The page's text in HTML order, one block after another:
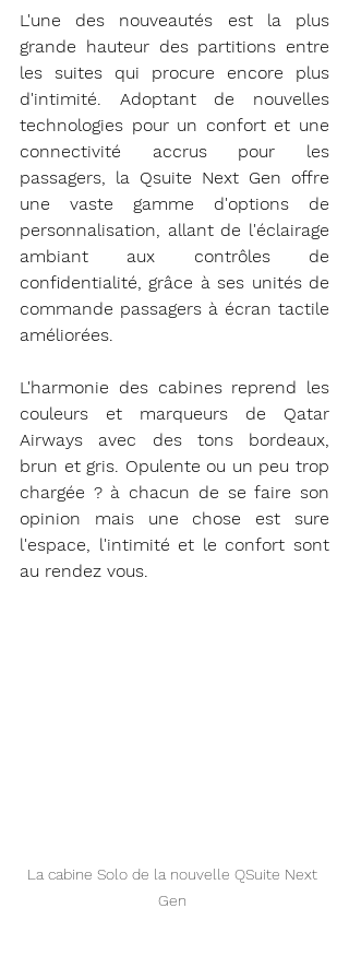
L'une des nouveautés est la plus
grande hauteur des partitions entre
les suites qui procure encore plus
d'intimité. Adoptant de nouvelles
technologies pour un confort et une
connectivité accrus pour les
passagers, la Qsuite Next Gen offre
une vaste gamme d'options de
personnalisation, allant de l'éclairage
ambiant aux contrôles de
confidentialité, grâce à ses unités de
commande passagers à écran tactile
améliorées.
L'harmonie des cabines reprend les
couleurs et marqueurs de Qatar
Airways avec des tons bordeaux,
brun et gris. Opulente ou un peu trop
chargée ? à chacun de se faire son
opinion mais une chose est sure
l'espace, l'intimité et le confort sont
au rendez vous.
La cabine Solo de la nouvelle QSuite Next
Gen